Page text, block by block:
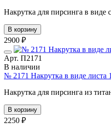
Накрутка для пирсинга в
В корзину
2900 ₽
Арт. П2171
В наличии
№ 2171 Накрутка в виде
Накрутка для пирсинга из
В корзину
2250 ₽